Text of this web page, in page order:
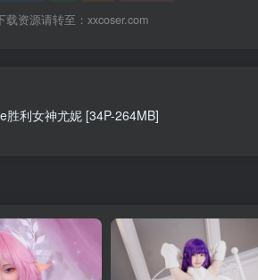
载资源请转至：xxcoser.com
胜利女神尤妮 [34P-264MB]